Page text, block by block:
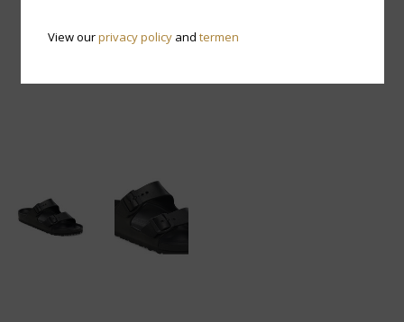
View ourprivacy policyand termen